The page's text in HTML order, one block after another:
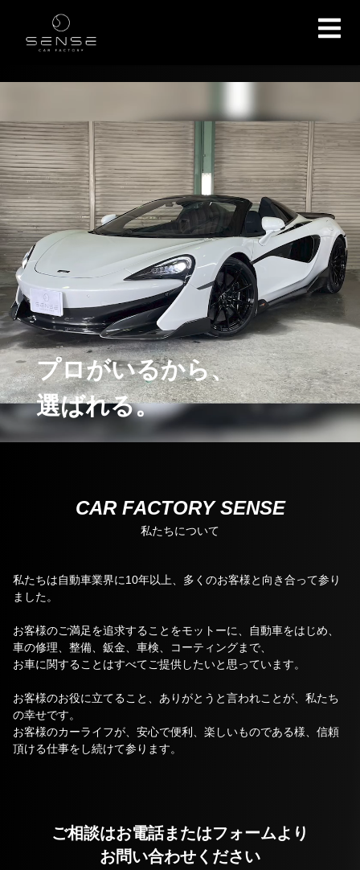
プロがいるから、
選ばれる。
CAR FACTORY SENSE
私たちについて
私たちは⾃動⾞業界に10年以上、多くのお客様と向き合って参り
ました。
お客様のご満足を追求することをモットーに、⾃動⾞をはじめ、
⾞の修理、整備、鈑⾦、⾞検、コーティングまで、
お⾞に関することはすべてご提供したいと思っています。
お客様のお役に⽴てること、ありがとうと言われことが、私たち
の幸せです。
お客様のカーライフが、安心で便利、楽しいものである様、信頼
頂ける仕事をし続けて参ります。
ご相談はお電話またはフォームより
お問い合わせください